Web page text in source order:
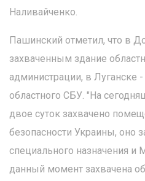
Наливайченко.
Пашинский отметил, что в
захваченным здание
администрации, в Луганске
областного СБУ. "На
двое суток захвачено
безопасности Украины, оно
специального назначения
данный момент захвачена